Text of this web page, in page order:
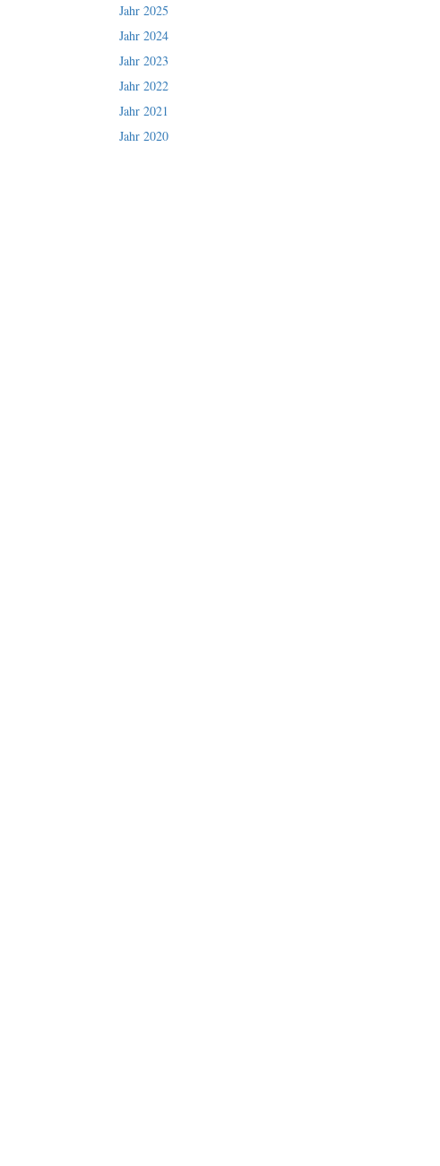
Jahr 2025
Jahr 2024
Jahr 2023
Jahr 2022
Jahr 2021
Jahr 2020